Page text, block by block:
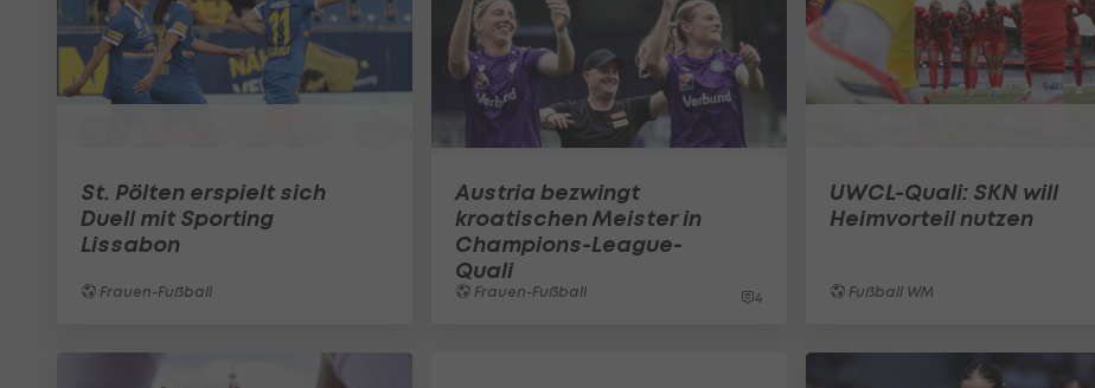
St. Pölten erspielt sich
Duell mit Sporting
Lissabon
Frauen-Fußball
Austria bezwingt
kroatischen Meister in
Champions-League-
Quali
Frauen-Fußball 4
UWCL-Quali: SKN will
Heimvorteil nutzen
Fußball WM